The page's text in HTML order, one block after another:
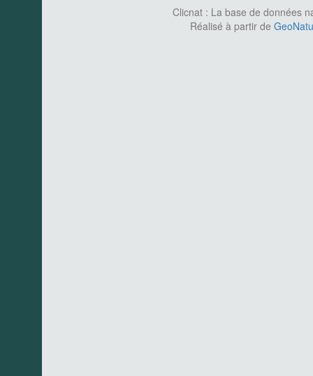
Clicnat : La base de données
Réalisé à partir de